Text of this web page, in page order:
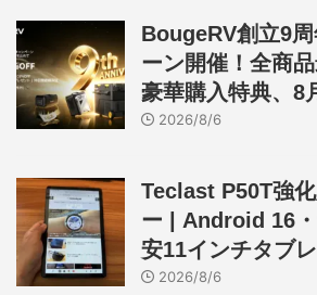
BougeRV創立9
ーン開催！全商
豪華購入特典、8
2026/8/6
Teclast P50T強
ー | Android 16
安11インチタブ
2026/8/6